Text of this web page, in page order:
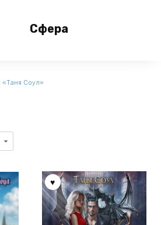
Сфера
«Таня Соул»